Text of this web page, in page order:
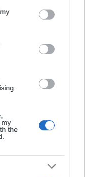
You may click to
third-party tags to
in below Google
my
the
140 új